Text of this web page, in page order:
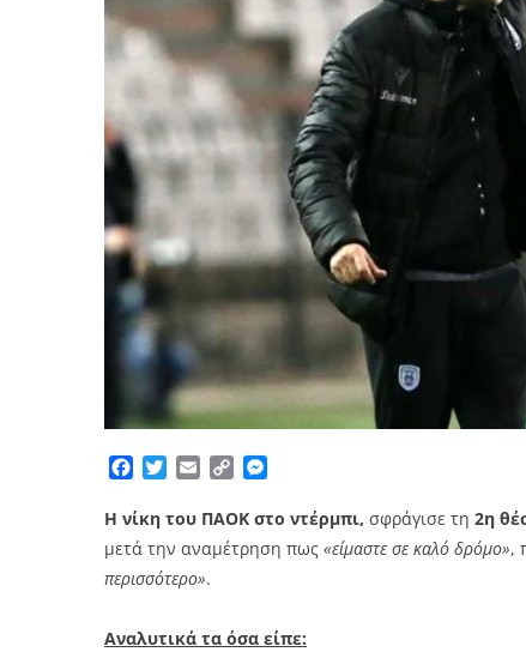
Facebook
TwitterEmailCopy
Η νίκη του ΠΑΟΚ στο ντέρμπι, σφράγισε τη 2η
μετά την αναμέτρηση πως «είμαστε σε καλό δρόμο»,
περισσότερο».
Αναλυτικά τα όσα είπε: